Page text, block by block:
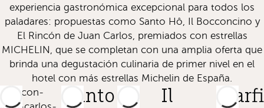
experiencia gastronómica excepcional para todos los
paladares: propuestas como Santo Hô, Il Bocconcino y
El Rincón de Juan Carlos, premiados con estrellas
MICHELIN, que se completan con una amplia oferta que
brinda una degustación culinaria de primer nivel en el
hotel con más estrellas Michelin de España.
Santo
Il